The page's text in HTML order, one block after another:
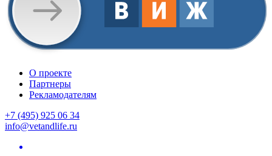
О проекте
Партнеры
Рекламодателям
+7 (495) 925 06 34
info@vetandlife.ru